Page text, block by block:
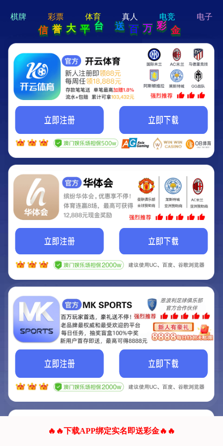
hi 💗
Hey Guys!
我们即将上线啦...
我们的网站正在建设.
它将是非常棒的网站.
联系我们!